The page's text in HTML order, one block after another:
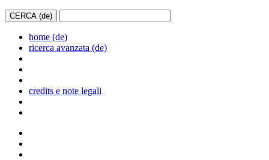
home (de)
ricerca avanzata (de)
credits e note legali